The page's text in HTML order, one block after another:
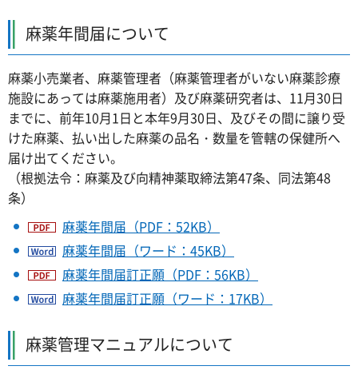
麻薬年間届について
麻薬小売業者、麻薬管理者（麻薬管理者がいない麻薬診療
施設にあっては麻薬施用者）及び麻薬研究者は、11月30日
までに、前年10月1日と本年9月30日、及びその間に譲り受
けた麻薬、払い出した麻薬の品名・数量を管轄の保健所へ
届け出てください。
（根拠法令：麻薬及び向精神薬取締法第47条、同法第48
条）
麻薬年間届（PDF：52KB）
麻薬年間届（ワード：45KB）
麻薬年間届訂正願（PDF：56KB）
麻薬年間届訂正願（ワード：17KB）
麻薬管理マニュアルについて